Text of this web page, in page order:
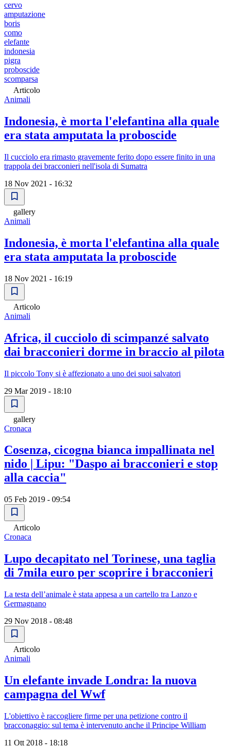
cervo
amputazione
boris
como
elefante
indonesia
pigra
proboscide
scomparsa
Articolo
Animali
Indonesia, è morta l'elefantina alla quale
era stata amputata la proboscide
Il cucciolo era rimasto gravemente ferito dopo essere finito in una
trappola dei bracconieri nell'isola di Sumatra
18 Nov 2021 - 16:32
gallery
Animali
Indonesia, è morta l'elefantina alla quale
era stata amputata la proboscide
18 Nov 2021 - 16:19
Articolo
Animali
Africa, il cucciolo di scimpanzé salvato
dai bracconieri dorme in braccio al pilota
Il piccolo Tony si è affezionato a uno dei suoi salvatori
29 Mar 2019 - 18:10
gallery
Cronaca
Cosenza, cicogna bianca impallinata nel
nido | Lipu: "Daspo ai bracconieri e stop
alla caccia"
05 Feb 2019 - 09:54
Articolo
Cronaca
Lupo decapitato nel Torinese, una taglia
di 7mila euro per scoprire i bracconieri
La testa dell’animale è stata appesa a un cartello tra Lanzo e
Germagnano
29 Nov 2018 - 08:48
Articolo
Animali
Un elefante invade Londra: la nuova
campagna del Wwf
L'obiettivo è raccogliere firme per una petizione contro il
bracconaggio: sul tema è intervenuto anche il Principe William
11 Ott 2018 - 18:18